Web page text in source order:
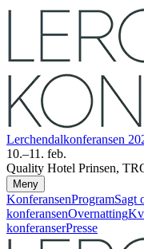
Lerchendal­konferansen
10.–11. feb.
Quality Hotel Prinsen,
Meny
KonferansenProgramSagt
konferansenOvernatting
konferanserPresse